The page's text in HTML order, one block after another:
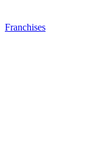
Franchises